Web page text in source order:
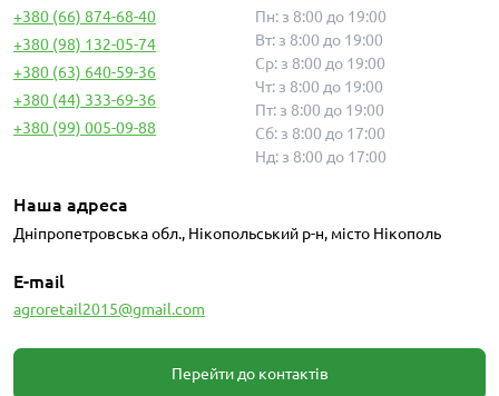
+380 (66) 874-68-40
+380 (98) 132-05-74
+380 (63) 640-59-36
+380 (44) 333-69-36
+380 (99) 005-09-88
Пн: з 8:00 до 19:00
Вт: з 8:00 до 19:00
Ср: з 8:00 до 19:00
Чт: з 8:00 до 19:00
Пт: з 8:00 до 19:00
Сб: з 8:00 до 17:00
Нд: з 8:00 до 17:00
Наша адреса
Дніпропетровська обл., Нікопольський р-н, місто Нікополь
E-mail
agroretail2015@gmail.com
Перейти до контактів